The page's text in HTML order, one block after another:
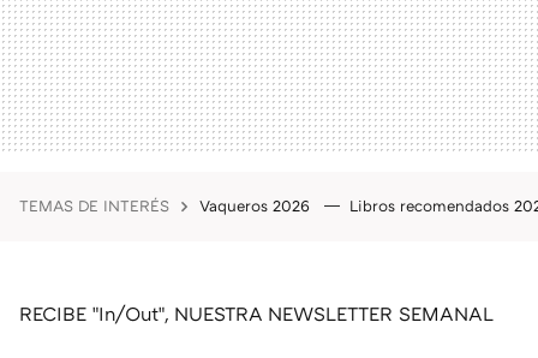
TEMAS DE INTERÉS Vaqueros 2026 Libros recomendados
RECIBE "In/Out", NUESTRA NEWSLETTER SEMANAL